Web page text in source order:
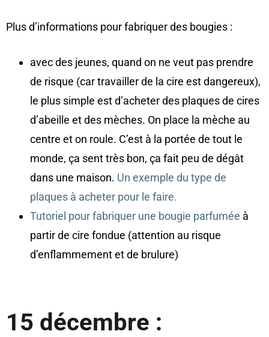
Plus d’informations pour fabriquer des bougies :
avec des jeunes, quand on ne veut pas prendre
de risque (car travailler de la cire est dangereux),
le plus simple est d’acheter des plaques de cires
d’abeille et des mèches. On place la mèche au
centre et on roule. C’est à la portée de tout le
monde, ça sent très bon, ça fait peu de dégât
dans une maison. Un exemple du type de
plaques à acheter pour le faire.
Tutoriel pour fabriquer une bougie parfumée à
partir de cire fondue (attention au risque
d’enflammement et de brulure)
15 décembre :